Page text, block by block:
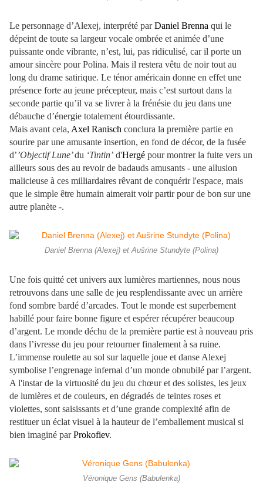
Le personnage d’Alexej, interprété parDaniel Brenna qui le
dépeint de toute sa largeur vocale ombrée et animée d’une
puissante onde vibrante, n’est, lui, pas ridiculisé, car il porte un
amour sincère pour Polina. Mais il restera vêtu de noir tout au
long du drame satirique. Le ténor américain donne en effet une
présence forte au jeune précepteur, mais c’est surtout dans la
seconde partie qu’il va se livrer à la frénésie du jeu dans une
débauche d’énergie totalement étourdissante.
Mais avant cela, Axel Ranisch conclura la première partie en
sourire par une amusante insertion, en fond de décor, de la fusée
d’’Objectif Lune’du ‘Tintin’ d'Hergé pour montrer la fuite vers un
ailleurs sous des au revoir de badauds amusants - une allusion
malicieuse à ces milliardaires rêvant de conquérir l'espace, mais
que le simple être humain aimerait voir partir pour de bon sur une
autre planète -.
Daniel Brenna (Alexej) et Aušrine Stundyte (Polina)
Une fois quitté cet univers aux lumières martiennes, nous nous
retrouvons dans une salle de jeu resplendissante avec un arrière
fond sombre bardé d’arcades. Tout le monde est superbement
habillé pour faire bonne figure et espérer récupérer beaucoup
d’argent. Le monde déchu de la première partie est à nouveau pris
dans l’ivresse du jeu pour retourner finalement à sa ruine.
L’immense roulette au sol sur laquelle joue et danse Alexej
symbolise l’engrenage infernal d’un monde obnubilé par l’argent.
A l'instar de la virtuosité du jeu du chœur et des solistes, les jeux
de lumières et de couleurs, en dégradés de teintes roses et
violettes, sont saisissants et d’une grande complexité afin de
restituer un éclat visuel à la hauteur de l’emballement musical si
bien imaginé parProkofiev.
Véronique Gens (Babulenka)